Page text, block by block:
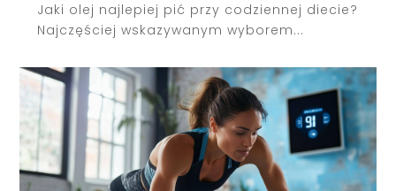
Jaki olej najlepiej pić przy codziennej diecie?
Najczęściej wskazywanym wyborem...